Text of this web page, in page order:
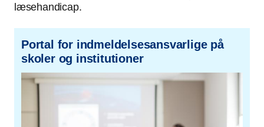
læsehandicap.
Portal for indmeldelsesansvarlige på
skoler og institutioner